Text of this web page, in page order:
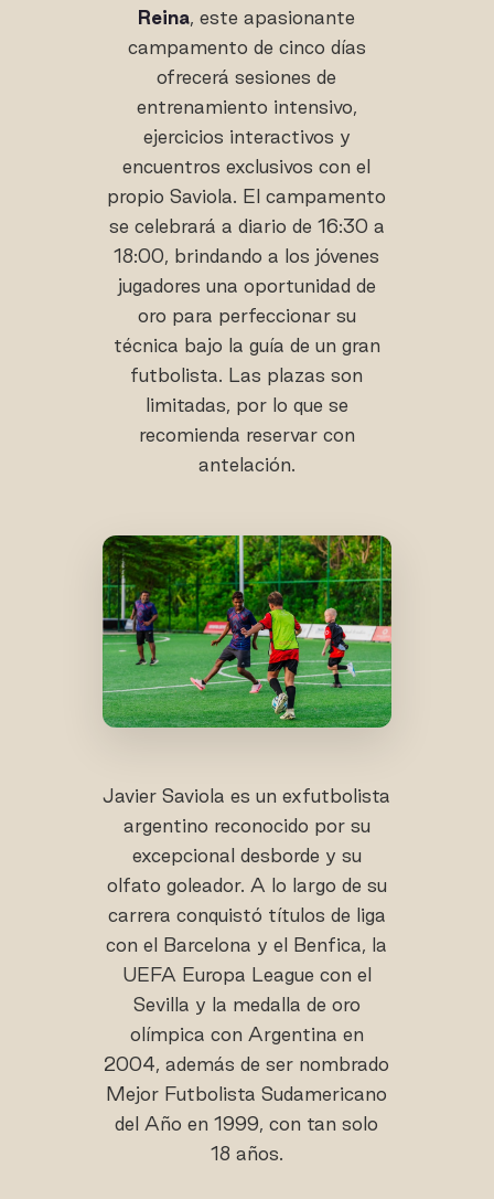
Reina, este apasionante
campamento de cinco días
ofrecerá sesiones de
entrenamiento intensivo,
ejercicios interactivos y
encuentros exclusivos con el
propio Saviola. El campamento
se celebrará a diario de 16:30 a
18:00, brindando a los jóvenes
jugadores una oportunidad de
oro para perfeccionar su
técnica bajo la guía de un gran
futbolista. Las plazas son
limitadas, por lo que se
recomienda reservar con
antelación.
Javier Saviola es un exfutbolista
argentino reconocido por su
excepcional desborde y su
olfato goleador. A lo largo de su
carrera conquistó títulos de liga
con el Barcelona y el Benfica, la
UEFA Europa League con el
Sevilla y la medalla de oro
olímpica con Argentina en
2004, además de ser nombrado
Mejor Futbolista Sudamericano
del Año en 1999, con tan solo
18 años.